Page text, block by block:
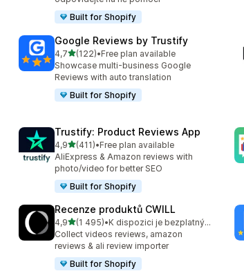
Built for Shopify
Google Reviews by Trustify
4,7z 5 hvězd
(122)
Celkový počet recenzí: 122
•Free plan available
Showcase multi-business Google
Reviews with auto translation
Built for Shopify
Trustify: Product Reviews App
4,9z 5 hvězd
(411)
Celkový počet recenzí: 411
•Free plan available
AliExpress & Amazon reviews with
photo/video for better SEO
Built for Shopify
Recenze produktů CWILL
4,9z 5 hvězd
(1 495)
Celkový počet recenzí: 1495
•
K dispozici je bezplatný plán
Collect videos reviews, amazon
reviews & ali review importer
Built for Shopify